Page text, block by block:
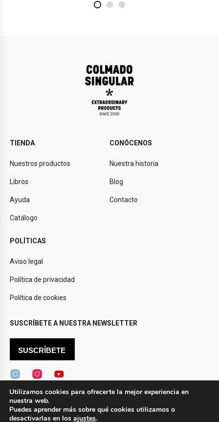
TIENDA
Nuestros productos
Libros
Ayuda
Catálogo
CONÓCENOS
Nuestra historia
Blog
Contacto
POLÍTICAS
Aviso legal
Política de privacidad
Política de cookies
SUSCRÍBETE A NUESTRA NEWSLETTER
SUSCRÍBETE
Design byNovtec
Utilizamos cookies para ofrecerte la mejor experiencia en
nuestra web.
Puedes aprender más sobre qué cookies utilizamos o
desactivarlas en los ajustes.